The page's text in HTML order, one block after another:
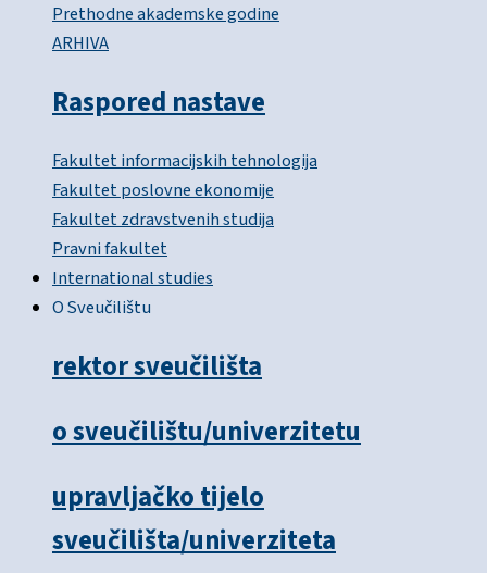
Prethodne akademske godine
ARHIVA
Raspored nastave
Fakultet informacijskih tehnologija
Fakultet poslovne ekonomije
Fakultet zdravstvenih studija
Pravni fakultet
International studies
O Sveučilištu
rektor sveučilišta
o sveučilištu/univerzitetu
upravljačko tijelo
sveučilišta/univerziteta